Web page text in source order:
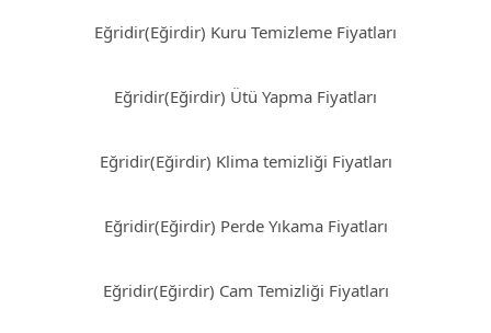
Eğridir(Eğirdir) Kuru Temizleme Fiyatları
Eğridir(Eğirdir) Ütü Yapma Fiyatları
Eğridir(Eğirdir) Klima temizliği Fiyatları
Eğridir(Eğirdir) Perde Yıkama Fiyatları
Eğridir(Eğirdir) Cam Temizliği Fiyatları